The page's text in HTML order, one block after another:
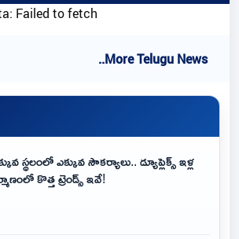
Failed to fetch
..More Telugu News
స్థలంలో ఎక్కువ సౌకర్యాలు.. డ్యూప్లెక్స్ ఇళ్ల
కొత్త ట్రెండ్స్ ఇవే!